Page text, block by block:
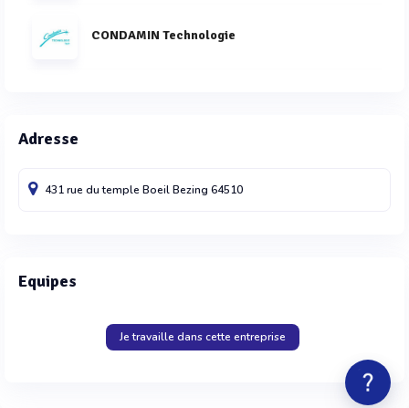
CONDAMIN Technologie
Adresse
431 rue du temple Boeil Bezing 64510
Equipes
Je travaille dans cette entreprise